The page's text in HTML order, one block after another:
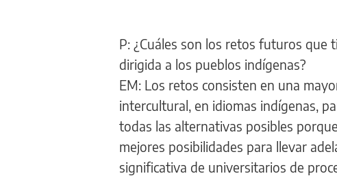
P: ¿Cuáles son los retos futuros que
dirigida a los pueblos indígenas?
EM: Los retos consisten en una
intercultural, en idiomas indígenas,
todas las alternativas posibles
mejores posibilidades para llevar
significativa de universitarios de